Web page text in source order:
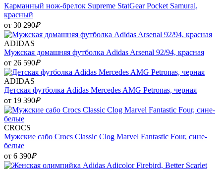
Карманный нож-брелок Supreme StatGear Pocket Samurai,
красный
от 30 290₽
ADIDAS
Мужская домашняя футболка Adidas Arsenal 92/94, красная
от 26 590₽
ADIDAS
Детская футболка Adidas Mercedes AMG Petronas, черная
от 19 390₽
CROCS
Мужские сабо Crocs Classic Clog Marvel Fantastic Four, сине-
белые
от 6 390₽